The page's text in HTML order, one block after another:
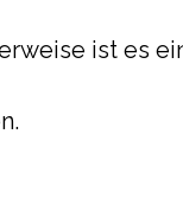
ist es